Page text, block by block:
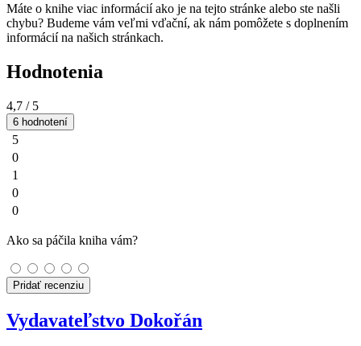
Máte o knihe viac informácií ako je na tejto stránke alebo ste našli
chybu? Budeme vám veľmi vďační, ak nám pomôžete s doplnením
informácií na našich stránkach.
Hodnotenia
4,7 / 5
6 hodnotení
5
0
1
0
0
Ako sa páčila kniha vám?
Pridať recenziu
Vydavateľstvo Dokořán